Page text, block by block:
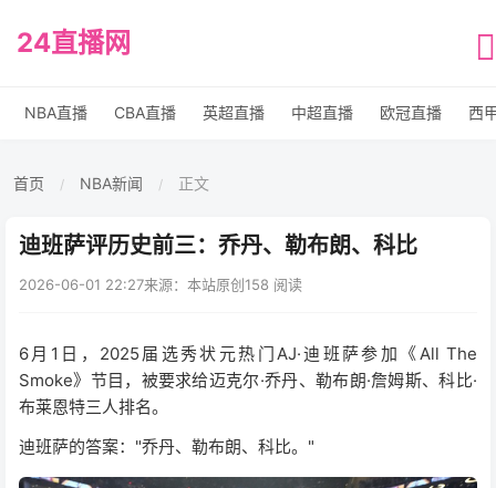
24直播网
NBA直播 CBA直播 英超直播 中超直播 欧冠直播 西
首页 / NBA新闻 / 正文
迪班萨评历史前三：乔丹、勒布朗、科比
2026-06-01 22:27来源：本站原创158 阅读
6月1日，2025届选秀状元热门AJ·迪班萨参加《All The
Smoke》节目，被要求给迈克尔·乔丹、勒布朗·詹姆斯、科比·
布莱恩特三人排名。
迪班萨的答案："乔丹、勒布朗、科比。"